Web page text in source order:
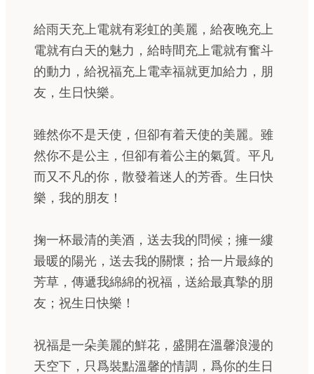
給雨天充上電就有彩虹的美麗，給夜晚充上
電就有白天的魅力，給時間充上電就有奮斗
的動力，給祝福充上電幸福就更加給力，朋
友，生日快樂。
雖然你不是天使，但卻有着天使的美麗。雖
然你不是公主，但卻有着公主的氣質。平凡
而又不凡的你，散發着迷人的芳香。生日快
樂，我的朋友！
掬一杯最清的美酒，送去我的問候；擁一縷
最暖的陽光，送去我的關懷；拾一片最綠的
芳草，傳遞我綿綿的祝福，送給最真摯的朋
友；祝生日快樂！
祝福是一朵美麗的鮮花，盛開在溫馨浪漫的
天空下，只爲裝點溫馨的情調，爲你的生日